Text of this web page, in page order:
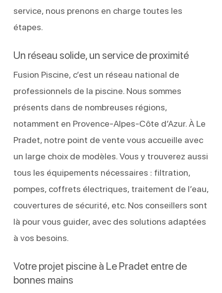
service, nous prenons en charge toutes les
étapes.
Un réseau solide, un service de proximité
Fusion Piscine, c’est un réseau national de
professionnels de la piscine. Nous sommes
présents dans de nombreuses régions,
notamment en Provence-Alpes-Côte d’Azur. À Le
Pradet, notre point de vente vous accueille avec
un large choix de modèles. Vous y trouverez aussi
tous les équipements nécessaires : filtration,
pompes, coffrets électriques, traitement de l’eau,
couvertures de sécurité, etc. Nos conseillers sont
là pour vous guider, avec des solutions adaptées
à vos besoins.
Votre projet piscine à Le Pradet entre de
bonnes mains